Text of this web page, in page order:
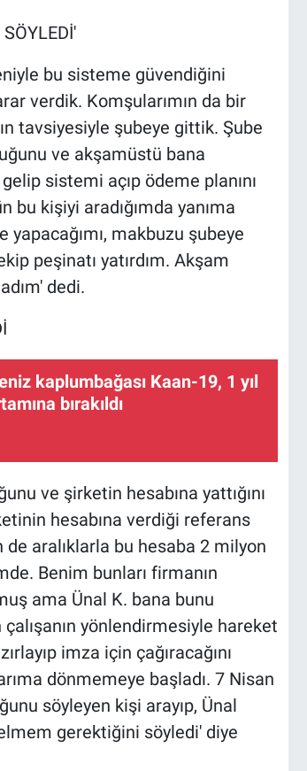
bu sisteme güvendiğini
verdik. Komşularımın da bir
tavsiyesiyle şubeye gittik. Şube
ve akşamüstü bana
sistemi açıp ödeme planını
kişiyi aradığımda yanıma
makbuzu şubeye
peşinatı yatırdım. Akşam
dedi.
kaplumbağası Kaan-19, 1 yıl
bırakıldı
ve şirketin hesabına yattığını
hesabına verdiği referans
de aralıklarla bu hesaba 2 milyon
Benim bunları firmanın
ama Ünal K. bana bunu
yönlendirmesiyle hareket
imza için çağıracağını
dönmemeye başladı. 7 Nisan
söyleyen kişi arayıp, Ünal
gerektiğini söyledi' diye